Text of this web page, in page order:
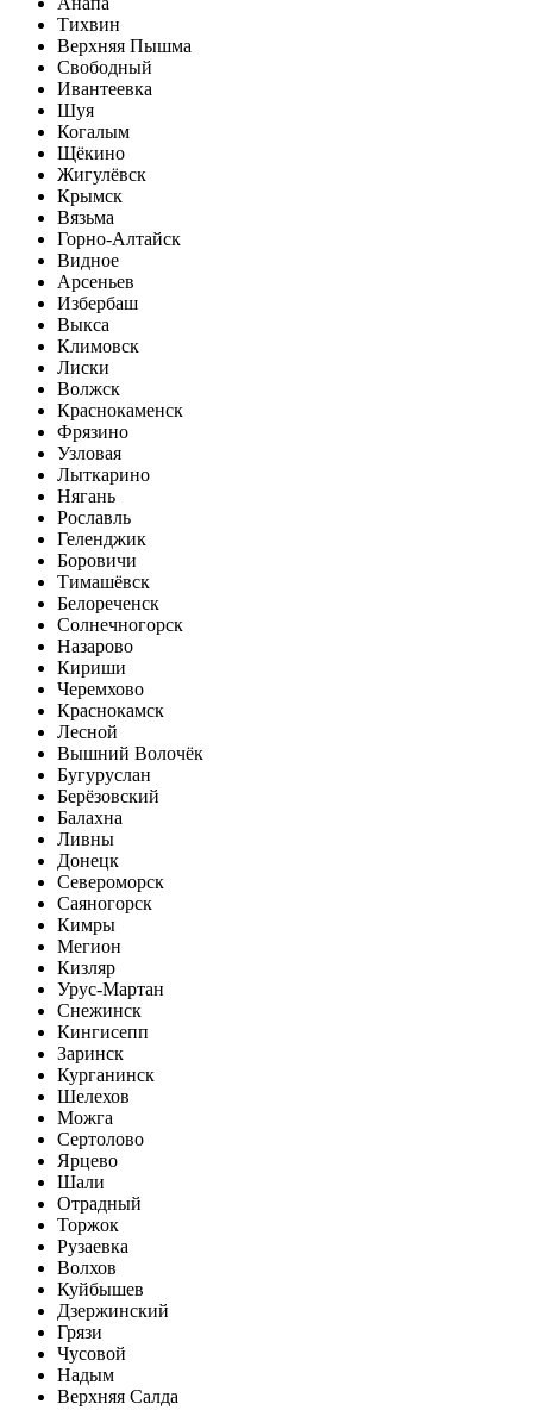
Тихвин
Верхняя Пышма
Свободный
Ивантеевка
Шуя
Когалым
Щёкино
Жигулёвск
Крымск
Вязьма
Горно-Алтайск
Видное
Арсеньев
Избербаш
Выкса
Климовск
Лиски
Волжск
Краснокаменск
Фрязино
Узловая
Лыткарино
Нягань
Рославль
Геленджик
Боровичи
Тимашёвск
Белореченск
Солнечногорск
Назарово
Кириши
Черемхово
Краснокамск
Лесной
Вышний Волочёк
Бугуруслан
Берёзовский
Балахна
Ливны
Донецк
Североморск
Саяногорск
Кимры
Мегион
Кизляр
Урус-Мартан
Снежинск
Кингисепп
Заринск
Курганинск
Шелехов
Можга
Сертолово
Ярцево
Шали
Отрадный
Торжок
Рузаевка
Волхов
Куйбышев
Дзержинский
Грязи
Чусовой
Надым
Верхняя Салда